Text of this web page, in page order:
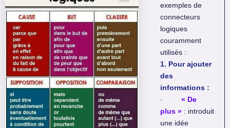
exemples de
connecteurs
logiques
couramment
utilisés :
1. Pour ajouter
des
informations :
· « De
plus » : introduit
une idée